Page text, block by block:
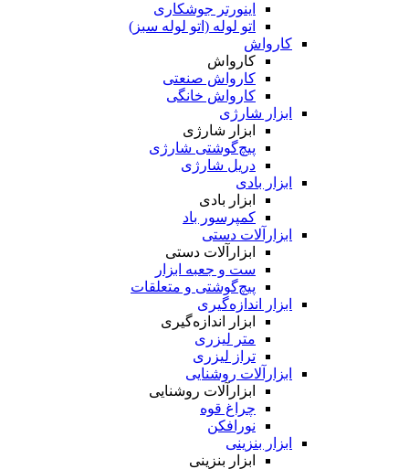
اینورتر جوشکاری
اتو لوله (اتو لوله سبز)
کارواش
کارواش
کارواش صنعتی
کارواش خانگی
ابزار شارژی
ابزار شارژی
پیچ‌گوشتی شارژی
دریل شارژی
ابزار بادی
ابزار بادی
کمپرسور باد
ابزارآلات دستی
ابزارآلات دستی
ست و جعبه ابزار
پیچ‌گوشتی و متعلقات
ابزار اندازه‌گیری
ابزار اندازه‌گیری
متر لیزری
تراز لیزری
ابزارآلات روشنایی
ابزارآلات روشنایی
چراغ قوه
نورافکن
ابزار بنزینی
ابزار بنزینی